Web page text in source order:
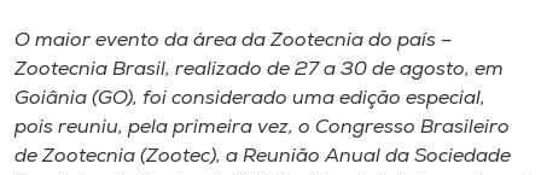
Internacionalização
O maior evento da área da Zootecnia do país –
Zootecnia Brasil, realizado de 27 a 30 de agosto, em
Goiânia (GO), foi considerado uma edição especial,
pois reuniu, pela primeira vez, o Congresso Brasileiro
de Zootecnia (Zootec), a Reunião Anual da Sociedade